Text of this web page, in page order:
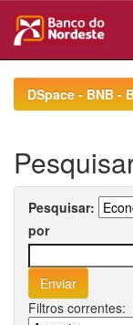
navigationDSpace - BNB -
Pesquisar:
por
Filtros correntes: